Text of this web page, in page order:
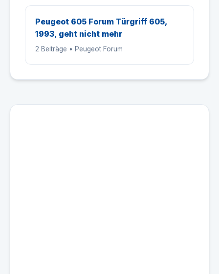
Peugeot 605 Forum Türgriff 605,
1993, geht nicht mehr
2 Beiträge • Peugeot Forum